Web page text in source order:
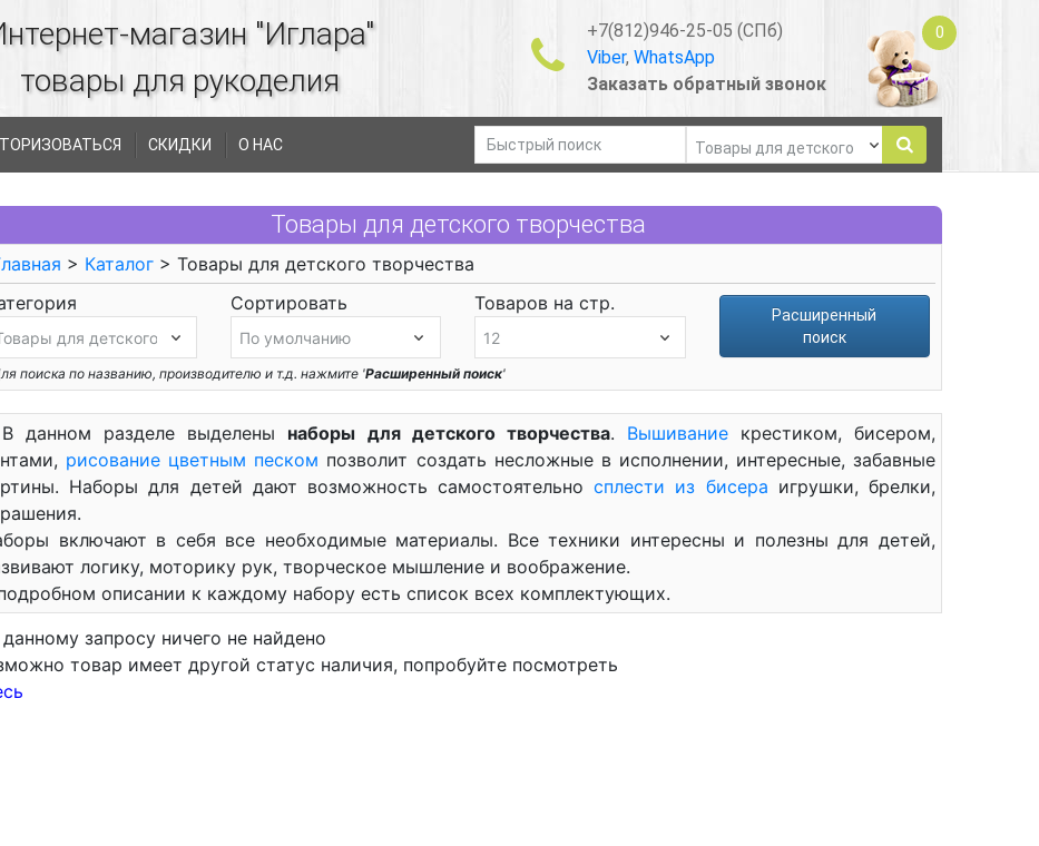
магазин "Иглара"
товары для рукоделия
+7(812)946-25-05 (СПб)
Viber, WhatsApp
Заказать обратный звонок
0
СКИДКИ О НАС
Товары для детского творчества
> Каталог > Товары для детского творчества
Сортировать Товаров на стр.
Расширенный
поиск
поиска по названию, производителю и т.д. нажмите 'Расширенный поиск'
В данном разделе выделены наборы для детского творчества. Вышиваниекрестиком, бисером,
рисование цветным песком позволит создать несложные в исполнении, интересные, забавные
Наборы для детей дают возможность самостоятельносплести из бисера игрушки, брелки,
включают в себя все необходимые материалы. Все техники интересны и полезны для детей,
логику, моторику рук, творческое мышление и воображение.
описании к каждому набору есть список всех комплектующих.
запросу ничего не найдено
товар имеет другой статус наличия, попробуйте посмотреть